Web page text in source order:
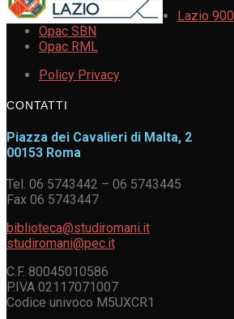
Lazio 900
Opac SBN
Opac RML
Policy Privacy
CONTATTI
Piazza dei Cavalieri di Malta, 2
00153 Roma
Tel. 06 5743442 – 06 5743445
Fax 06 5743447
biblioteca@studiromani.it
studiromani@pec.it
C.F. 80045010586
P.IVA 02117071007
Codice univoco M5UXCR1